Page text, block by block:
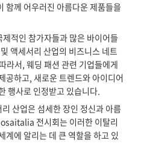
함께 어우러진 아름다운 제품들을
적인 참가자들과 많은 바이어들
액세서리 산업의 비즈니스 네트
라서, 웨딩 패션 관련 기업들에게
공하고, 새로운 트렌드와 아이디어
행사로 인정받고 있습니다.
산업은 섬세한 장인 정신과 아름
전시회는 이러한 이탈리
계에 알리는 데 큰 역할을 하고 있